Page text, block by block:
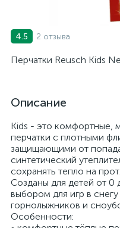
4.5 2 отзыва
Перчатки Reusch Kids
Описание
Kids - это комфортные,
перчатки с плотными
защищающими от
синтетический
сохранять тепло на
Созданы для детей от 0
выбором для игр в
горнолыжников и
Особенности: